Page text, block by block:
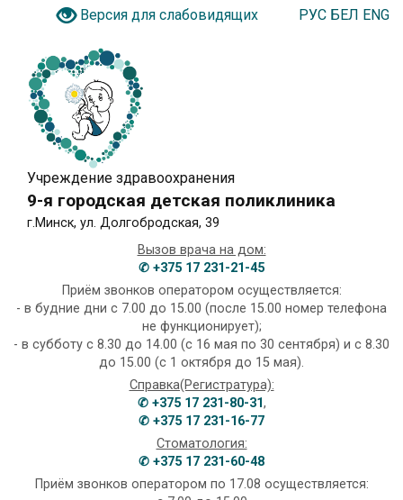
Версия для слабовидящих РУС БЕЛ ENG
Учреждение здравоохранения
9-я городская детская поликлиника
г.Минск, ул. Долгобродская, 39
Вызов врача на дом:
✆ +375 17 231-21-45
Приём звонков оператором осуществляется:
- в будние дни с 7.00 до 15.00 (после 15.00 номер телефона
не функционирует);
- в субботу с 8.30 до 14.00 (с 16 мая по 30 сентября) и с 8.30
до 15.00 (с 1 октября до 15 мая).
Справка(Регистратура):
✆ +375 17 231-80-31,
✆ +375 17 231-16-77
Стоматология:
✆ +375 17 231-60-48
Приём звонков оператором по 17.08 осуществляется: